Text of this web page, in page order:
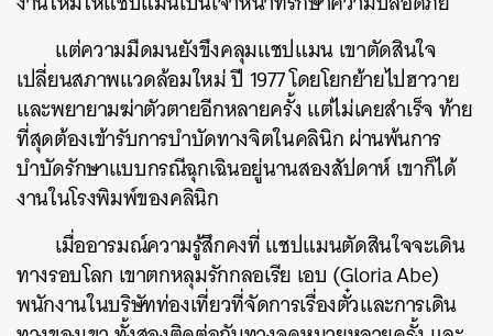
แต่ความมืดมนยังขึงคลุมแชปแมนเขาตัดสินใจ
เปลี่ยนสภาพแวดล้อมใหม่ปี 1977โดยโยกย้ายไปฮาวาย
และพยายามฆ่าตัวตายอีกหลายครั้งแต่ไม่เคยสำเร็จท้าย
ที่สุดต้องเข้ารับการบำบัดทางจิตในคลินิกผ่านพ้นการ
บำบัดรักษาแบบกรณีฉุกเฉินอยู่นานสองสัปดาห์เขาก็ได้
งานในโรงพิมพ์ของคลินิก
เมื่ออารมณ์ความรู้สึกคงที่แชปแมนตัดสินใจจะเดิน
ทางรอบโลก เขาตกหลุมรักกลอเรีย เอบ (Gloria Abe)
พนักงานในบริษัทท่องเที่ยวที่จัดการเรื่องตั๋วและการเดิน